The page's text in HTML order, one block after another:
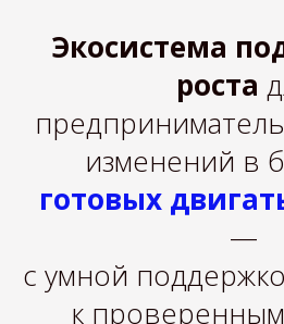
Экосистема
роста
изменений в
готовых
—
с умной
к